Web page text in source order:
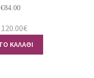
€84.00
ΚΑΛΑΘΙ